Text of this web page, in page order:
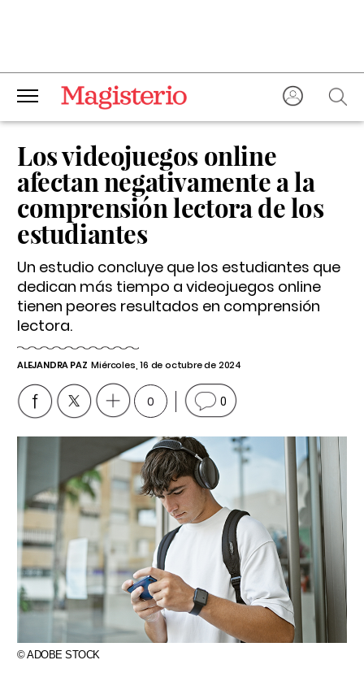
Los videojuegos online
afectan negativamente a la
comprensión lectora de los
estudiantes
Un estudio concluye que los estudiantes que
dedican más tiempo a videojuegos online
tienen peores resultados en comprensión
lectora.
ALEJANDRA PAZ Miércoles, 16 de octubre de 2024
0 0
© ADOBE STOCK